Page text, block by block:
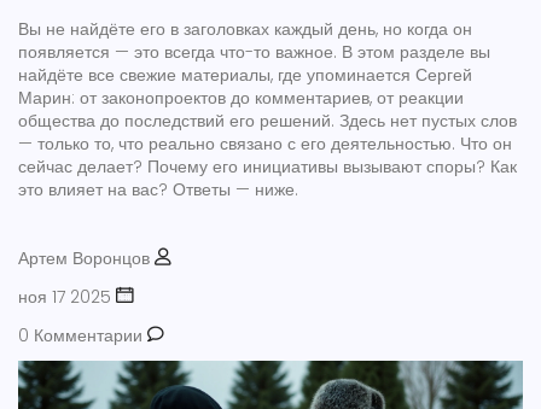
Вы не найдёте его в заголовках каждый день, но когда он
появляется — это всегда что-то важное. В этом разделе вы
найдёте все свежие материалы, где упоминается Сергей
Марин: от законопроектов до комментариев, от реакции
общества до последствий его решений. Здесь нет пустых слов
— только то, что реально связано с его деятельностью. Что он
сейчас делает? Почему его инициативы вызывают споры? Как
это влияет на вас? Ответы — ниже.
Артем Воронцов
ноя 17 2025
0 Комментарии